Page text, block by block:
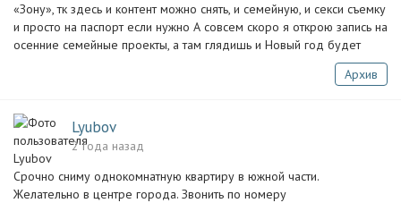
«Зону», тк здесь и контент можно снять, и семейную, и секси съемку
и просто на паспорт если нужно А совсем скоро я открою запись на
осенние семейные проекты, а там глядишь и Новый год будет
Архив
Lyubov
2 года назад
Срочно сниму однокомнатную квартиру в южной части.
Желательно в центре города. Звонить по номеру